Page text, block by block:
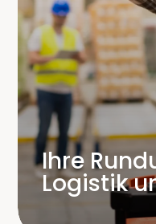
Ihre
Logistik
unkompliziert
Lassen Sie uns
perfektionieren.
heutefür ein
Mit unseren
wir neue
Fulfillment-Logistik.
Partner für